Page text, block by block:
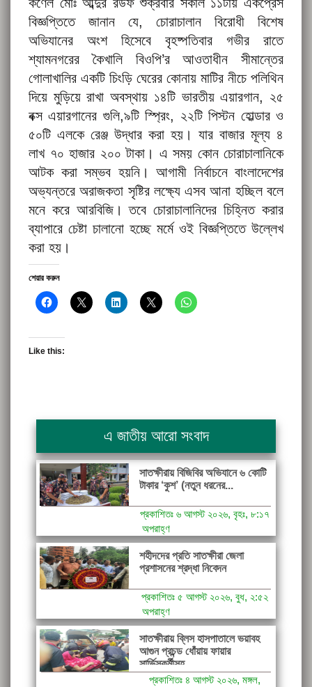
কর্ণেল মোঃ আব্দুর রউফ শুক্রবার সকাল ১১টায় একপ্রেস
বিজ্ঞপ্তিতে জানান যে, চোরাচালান বিরোধী বিশেষ
অভিযানের অংশ হিসেবে বৃহষ্পতিবার গভীর রাতে
শ্যামনগরের কৈখালি বিওপি’র আওতাধীন সীমান্তের
গোলাখালির একটি চিংড়ি ঘেরের কোনায় মাটির নীচে পলিথিন
দিয়ে মুড়িয়ে রাখা অবস্থায় ১৪টি ভারতীয় এয়ারগান, ২৫
বক্স এয়ারগানের গুলি,৯টি স্প্রিং, ২২টি পিস্টন হোল্ডার ও
৫০টি এলকে রেঞ্জ উদ্ধার করা হয়। যার বাজার মূল্য ৪
লাখ ৭০ হাজার ২০০ টাকা। এ সময় কোন চোরাচালানিকে
আটক করা সম্ভব হয়নি। আগামী নির্বাচনে বাংলাদেশের
অভ্যন্তরে অরাজকতা সৃষ্টির লক্ষ্যে এসব আনা হচ্ছিল বলে
মনে করে আরবিজি। তবে চোরাচালানিদের চিহ্নিত করার
ব্যাপারে চেষ্টা চালানো হচ্ছে মর্মে ওই বিজ্ঞপ্তিতে উল্লেখ
করা হয়।
শেয়ার করুন
Like this:
এ জাতীয় আরো সংবাদ
সাতক্ষীরায় বিজিবির অভিযানে ৬ কোটি
টাকার ‘কুশ’ (নতুন ধরনের...
প্রকাশিতঃ ৬ আগস্ট ২০২৬, বৃহঃ, ৮:১৭
অপরাহ্ণ
শহীদদের প্রতি সাতক্ষীরা জেলা
প্রশাসনের শ্রদ্ধা নিবেদন
প্রকাশিতঃ ৫ আগস্ট ২০২৬, বুধ, ২:৫২
অপরাহ্ণ
সাতক্ষীরায় ব্লিস হাসপাতালে ভয়াবহ
আগুন প্রচন্ড ধোঁয়ায় ফায়ার
সার্ভিসকর্মীসহ...
প্রকাশিতঃ ৪ আগস্ট ২০২৬, মঙ্গল,